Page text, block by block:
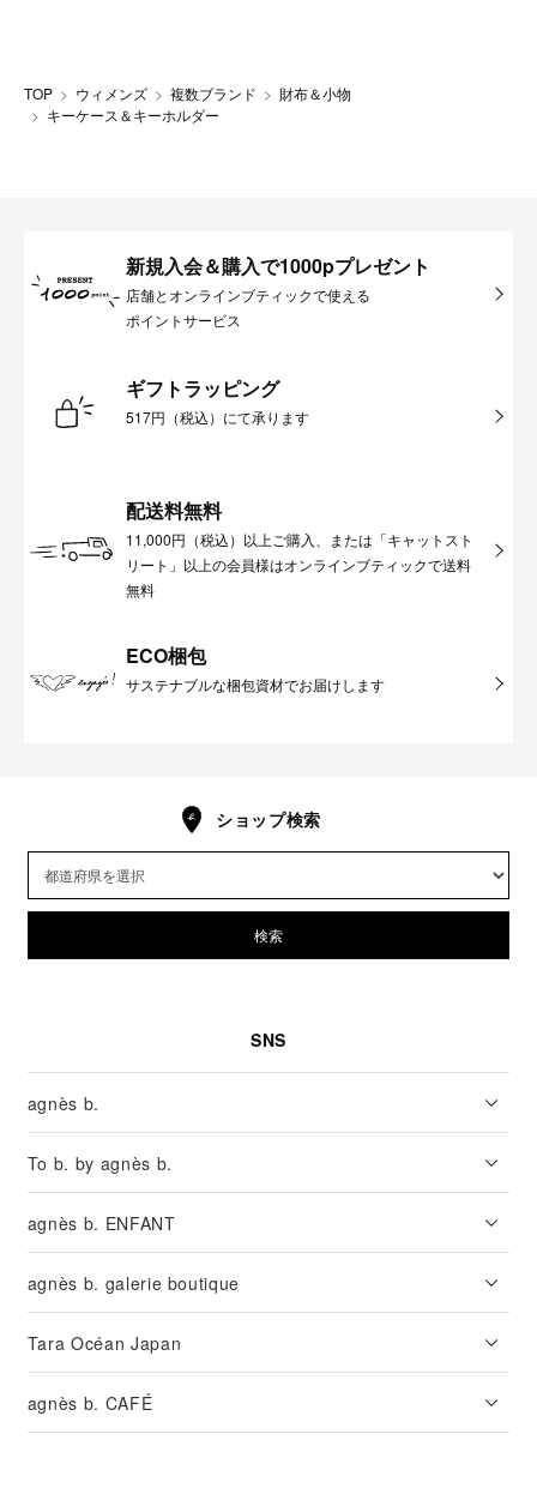
TOP ウィメンズ 複数ブランド
財布＆小物
キーケース＆キーホルダー
新規入会＆購入で1000pプレゼント
店舗とオンラインブティックで使える
ポイントサービス
ギフトラッピング
517円（税込）にて承ります
配送料無料
11,000円（税込）以上ご購入、または「キャットスト
リート」以上の会員様はオンラインブティックで送料
無料
ECO梱包
サステナブルな梱包資材でお届けします
ショップ検索
検索
SNS
agnès b.
To b. by agnès b.
agnès b. ENFANT
agnès b. galerie boutique
Tara Océan Japan
agnès b. CAFÉ